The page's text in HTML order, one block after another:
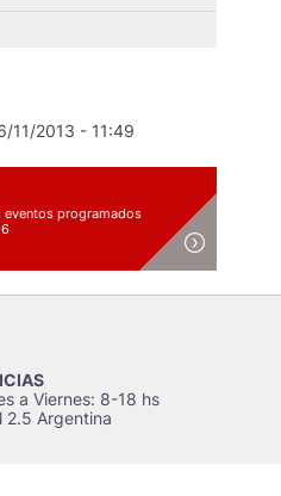
11/2013 - 11:49
eventos programados
a Viernes: 8-18 hs
Argentina